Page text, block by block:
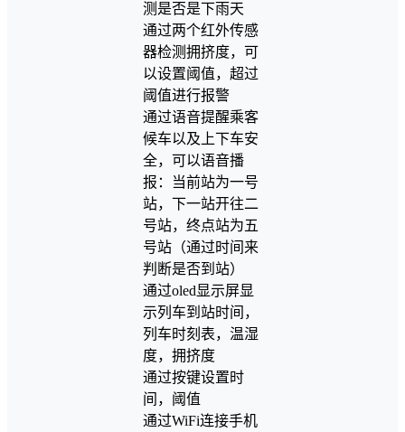
测是否是下雨天
通过两个红外传感
器检测拥挤度，可
以设置阈值，超过
阈值进行报警
通过语音提醒乘客
候车以及上下车安
全，可以语音播
报：当前站为一号
站，下一站开往二
号站，终点站为五
号站（通过时间来
判断是否到站）
通过oled显示屏显
示列车到站时间，
列车时刻表，温湿
度，拥挤度
通过按键设置时
间，阈值
通过WiFi连接手机